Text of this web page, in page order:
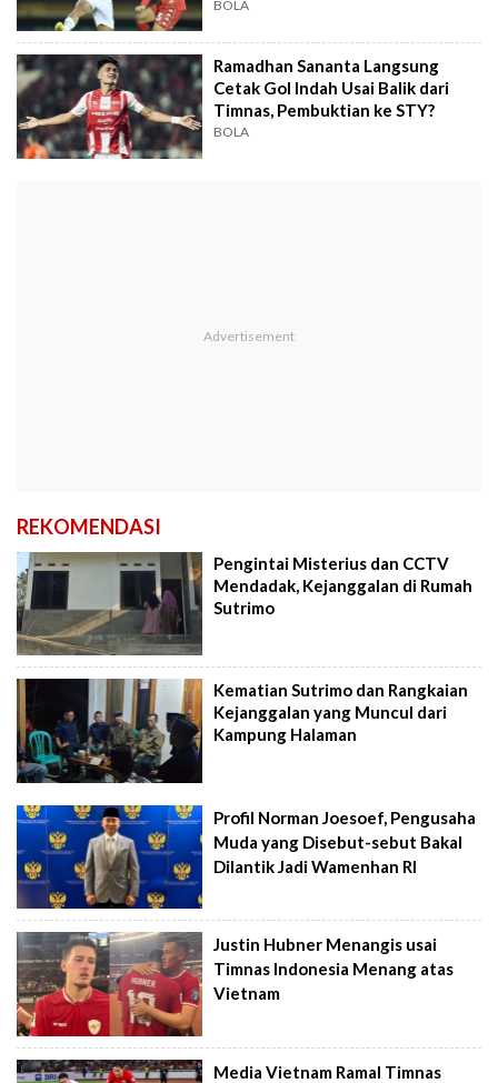
BOLA
Ramadhan Sananta Langsung
Cetak Gol Indah Usai Balik dari
Timnas, Pembuktian ke STY?
BOLA
REKOMENDASI
Pengintai Misterius dan CCTV
Mendadak, Kejanggalan di Rumah
Sutrimo
Kematian Sutrimo dan Rangkaian
Kejanggalan yang Muncul dari
Kampung Halaman
Profil Norman Joesoef, Pengusaha
Muda yang Disebut-sebut Bakal
Dilantik Jadi Wamenhan RI
Justin Hubner Menangis usai
Timnas Indonesia Menang atas
Vietnam
Media Vietnam Ramal Timnas